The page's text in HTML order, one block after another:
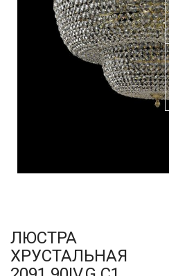
ЛЮСТРА
ХРУСТАЛЬНАЯ